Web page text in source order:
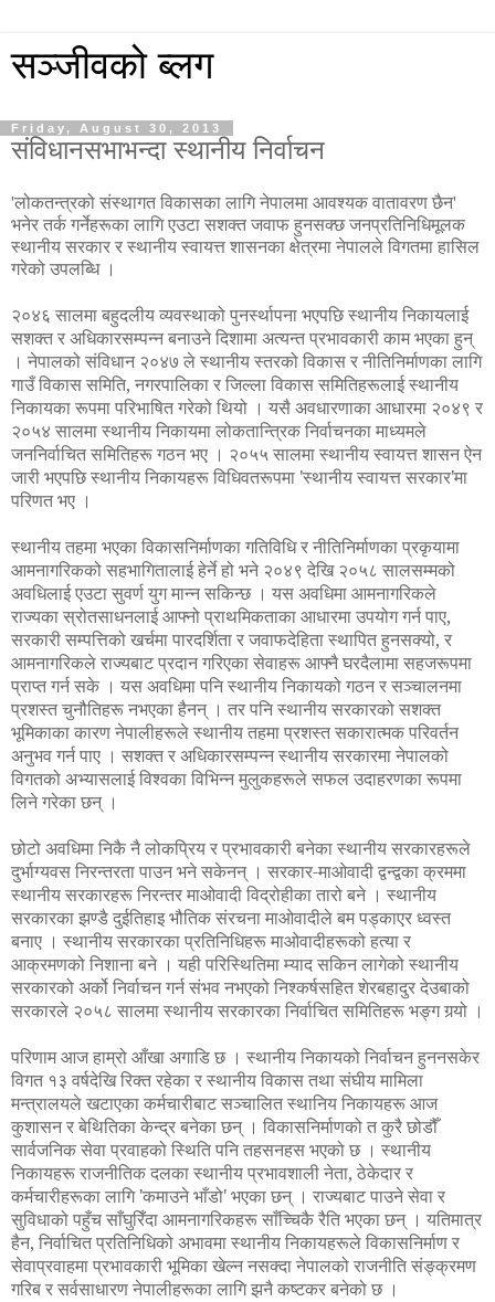
सञ्जीवको ब्लग
Friday, August 30, 2013
संविधानसभाभन्दा स्थानीय निर्वाचन
'लोकतन्त्रको संस्थागत विकासका लागि नेपालमा आवश्यक वातावरण छैन'
भनेर तर्क गर्नेहरूका लागि एउटा सशक्त जवाफ हुनसक्छ जनप्रतिनिधिमूलक
स्थानीय सरकार र स्थानीय स्वायत्त शासनका क्षेत्रमा नेपालले विगतमा हासिल
गरेको उपलब्धि ।
२०४६ सालमा बहुदलीय व्यवस्थाको पुनर्स्थापना भएपछि स्थानीय निकायलाई
सशक्त र अधिकारसम्पन्न बनाउने दिशामा अत्यन्त प्रभावकारी काम भएका हुन्
। नेपालको संविधान २०४७ ले स्थानीय स्तरको विकास र नीतिनिर्माणका लागि
गाउँ विकास समिति, नगरपालिका र जिल्ला विकास समितिहरूलाई स्थानीय
निकायका रूपमा परिभाषित गरेको थियो । यसै अवधारणाका आधारमा २०४९ र
२०५४ सालमा स्थानीय निकायमा लोकतान्त्रिक निर्वाचनका माध्यमले
जननिर्वाचित समितिहरू गठन भए । २०५५ सालमा स्थानीय स्वायत्त शासन ऐन
जारी भएपछि स्थानीय निकायहरू विधिवतरूपमा 'स्थानीय स्वायत्त सरकार'मा
परिणत भए ।
स्थानीय तहमा भएका विकासनिर्माणका गतिविधि र नीतिनिर्माणका प्रकृयामा
आमनागरिकको सहभागितालाई हेर्ने हो भने २०४९ देखि २०५८ सालसम्मको
अवधिलाई एउटा सुवर्ण युग मान्न सकिन्छ । यस अवधिमा आमनागरिकले
राज्यका स्रोतसाधनलाई आफ्नो प्राथमिकताका आधारमा उपयोग गर्न पाए,
सरकारी सम्पत्तिको खर्चमा पारदर्शिता र जवाफदेहिता स्थापित हुनसक्यो, र
आमनागरिकले राज्यबाट प्रदान गरिएका सेवाहरू आफ्नै घरदैलामा सहजरूपमा
प्राप्त गर्न सके । यस अवधिमा पनि स्थानीय निकायको गठन र सञ्चालनमा
प्रशस्त चुनौतिहरू नभएका हैनन् । तर पनि स्थानीय सरकारको सशक्त
भूमिकाका कारण नेपालीहरूले स्थानीय तहमा प्रशस्त सकारात्मक परिवर्तन
अनुभव गर्न पाए । सशक्त र अधिकारसम्पन्न स्थानीय सरकारमा नेपालको
विगतको अभ्यासलाई विश्वका विभिन्न मुलुकहरूले सफल उदाहरणका रूपमा
लिने गरेका छन् ।
छोटो अवधिमा निकै नै लोकप्रिय र प्रभावकारी बनेका स्थानीय सरकारहरूले
दुर्भाग्यवस निरन्तरता पाउन भने सकेनन् । सरकार-माओवादी द्वन्द्वका क्रममा
स्थानीय सरकारहरू निरन्तर माओवादी विद्रोहीका तारो बने । स्थानीय
सरकारका झण्डै दुईतिहाइ भौतिक संरचना माओवादीले बम पड्काएर ध्वस्त
बनाए । स्थानीय सरकारका प्रतिनिधिहरू माओवादीहरूको हत्या र
आक्रमणको निशाना बने । यही परिस्थितिमा म्याद सकिन लागेको स्थानीय
सरकारको अर्को निर्वाचन गर्न संभव नभएको निश्कर्षसहित शेरबहादुर देउबाको
सरकारले २०५८ सालमा स्थानीय सरकारका निर्वाचित समितिहरू भङ्ग गर्‍यो ।
परिणाम आज हाम्रो आँखा अगाडि छ । स्थानीय निकायको निर्वाचन हुननसकेर
विगत १३ वर्षदेखि रिक्त रहेका र स्थानीय विकास तथा संघीय मामिला
मन्त्रालयले खटाएका कर्मचारीबाट सञ्चालित स्थानिय निकायहरू आज
कुशासन र बेथितिका केन्द्र बनेका छन् । विकासनिर्माणको त कुरै छोडौँ
सार्वजनिक सेवा प्रवाहको स्थिति पनि तहसनहस भएको छ । स्थानीय
निकायहरू राजनीतिक दलका स्थानीय प्रभावशाली नेता, ठेकेदार र
कर्मचारीहरूका लागि 'कमाउने भाँडो' भएका छन् । राज्यबाट पाउने सेवा र
सुविधाको पहुँच साँघुरिँदा आमनागरिकहरू साँच्चिकै रैति भएका छन् । यतिमात्र
हैन, निर्वाचित प्रतिनिधिको अभावमा स्थानीय निकायहरूले विकासनिर्माण र
सेवाप्रवाहमा प्रभावकारी भूमिका खेल्न नसक्दा नेपालको राजनीति संङ्क्रमण
गरिब र सर्वसाधारण नेपालीहरूका लागि झनै कष्टकर बनेको छ ।